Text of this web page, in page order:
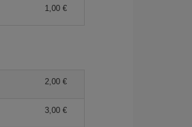
1,00 €
2,00 €
3,00 €